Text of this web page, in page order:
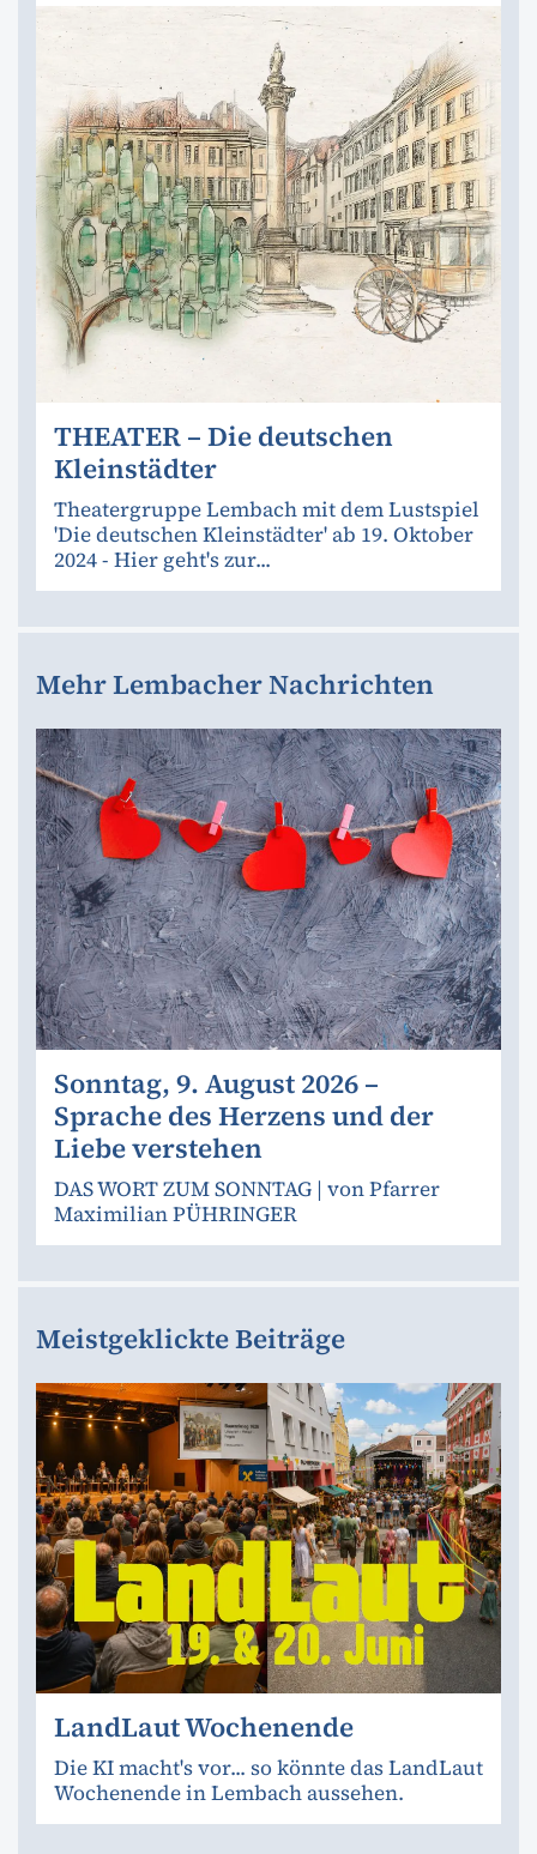
THEATER – Die deutschen
Kleinstädter
Theatergruppe Lembach mit dem Lustspiel
'Die deutschen Kleinstädter' ab 19. Oktober
2024 - Hier geht's zur...
Mehr Lembacher Nachrichten
Sonntag, 9. August 2026 –
Sprache des Herzens und der
Liebe verstehen
DAS WORT ZUM SONNTAG | von Pfarrer
Maximilian PÜHRINGER
Meistgeklickte Beiträge
LandLaut Wochenende
Die KI macht's vor... so könnte das LandLaut
Wochenende in Lembach aussehen.